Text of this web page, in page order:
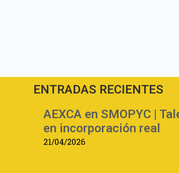
ENTRADAS RECIENTES
AEXCA en SMOPYC |
en incorporación real
21/04/2026